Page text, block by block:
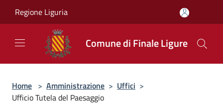
Regione Liguria
Comune di Finale Ligure
Home > Amministrazione > Uffici >
Ufficio Tutela del Paesaggio